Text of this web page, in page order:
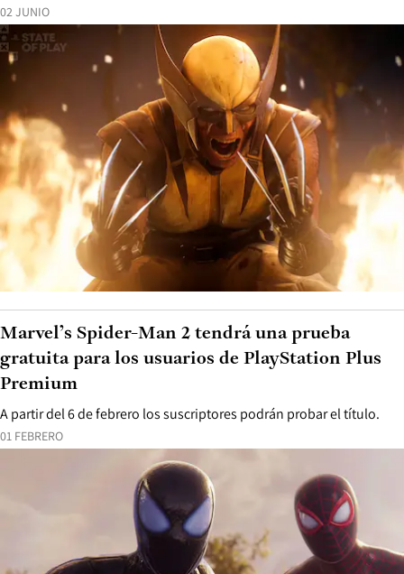
02 JUNIO
01 FEBRERO
A partir del 6 de febrero los suscriptores podrán probar el título.
Marvel’s Spider-Man 2 tendrá una prueba
gratuita para los usuarios de PlayStation Plus
Premium